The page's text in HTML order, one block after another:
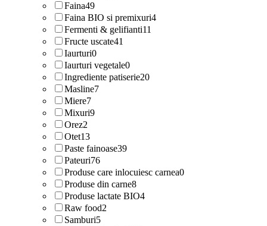
Faina49
Faina BIO si premixuri4
Fermenti & gelifianti11
Fructe uscate41
Iaurturi0
Iaurturi vegetale0
Ingrediente patiserie20
Masline7
Miere7
Mixuri9
Orez2
Otet13
Paste fainoase39
Pateuri76
Produse care inlocuiesc carnea0
Produse din carne8
Produse lactate BIO4
Raw food2
Samburi5